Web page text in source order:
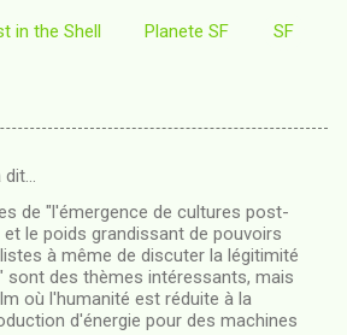
in the Shell Planete SF SF
de "l'émergence de cultures post-
le poids grandissant de pouvoirs
à même de discuter la légitimité
sont des thèmes intéressants, mais
où l'humanité est réduite à la
d'énergie pour des machines